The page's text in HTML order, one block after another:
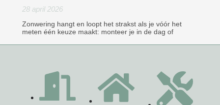
28 april 2026
Zonwering hangt en loopt het strakst als je vóór het
meten één keuze maakt: monteer je in de dag of